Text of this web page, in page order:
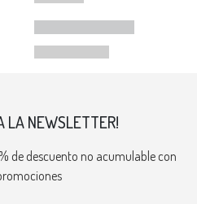
LA NEWSLETTER!
de descuento no acumulable con